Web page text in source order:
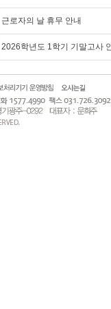
근로자의 날 휴무 안내
2026학년도 1학기 기말고사